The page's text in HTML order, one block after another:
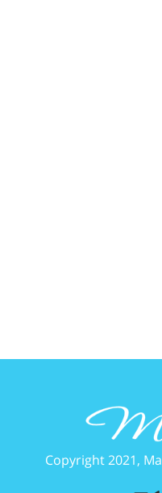
Copyright 2021,